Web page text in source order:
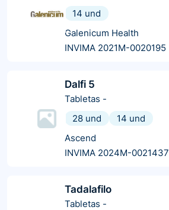
14 und
Galenicum Health
INVIMA 2021M-0020195
Dalfi 5
Tabletas -
28 und
14 und
Ascend
INVIMA 2024M-0021437
Tadalafilo
Tabletas -